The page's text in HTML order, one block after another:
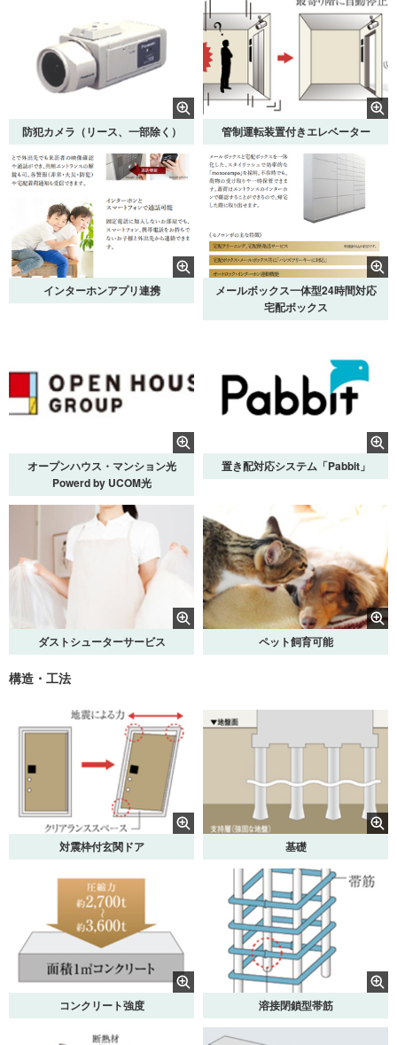
スクエアボウル一体型カウンター 鏡裏収納付き三面鏡
ウォークインクローゼット シューズインクローク
防犯カメラ（リース、一部除く） 管制運転装置付きエレベーター
インターホンアプリ連携
メールボックス一体型24時間対応
宅配ボックス
オープンハウス・マンション光
Powerd by UCOM光
置き配対応システム「Pabbit」
ダストシューターサービス ペット飼育可能
構造・工法
対震枠付玄関ドア 基礎
コンクリート強度 溶接閉鎖型帯筋